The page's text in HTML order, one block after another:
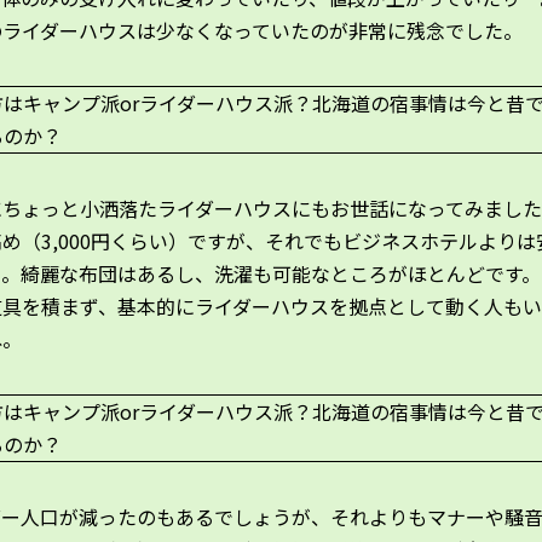
イダーハウスは少なくなっていたのが非常に残念でした。
ょっと小洒落たライダーハウスにもお世話になってみまし
（3,000円くらい）ですが、それでもビジネスホテルよりは
綺麗な布団はあるし、洗濯も可能なところがほとんどです
を積まず、基本的にライダーハウスを拠点として動く人も
人口が減ったのもあるでしょうが、それよりもマナーや騒